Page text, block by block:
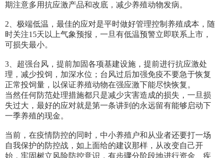
期注意多用抗应激产品和改底，减少养殖动物发病。
2、极端低温，最佳的应对是平时做好管理控制养殖成本，随
时关注15天以上气象预报，一旦有低温预警立即联系上市，
可损失最小。
3、超强台风，提前加固各项基建设施，提前进行抗应激处
理，减少投饲，加深水位；台风过后加强免疫不要急于恢复
正常投饲量，以保证养殖动物在强应激下能尽快恢复。
当然任何防范处理措施都只是减少灾害造成的损失，一旦损
失过大，最好的应对就是第一条讲到的永远留有能够启动下
一季养殖的现金。
当前，在疫情防控的同时，中小养殖户和从业者还要打一场
自我保护的防控战，如上面给的建议那样，从改变自己开
始，牢固树立风险防控意识，有步骤分阶段地进行资金、疾